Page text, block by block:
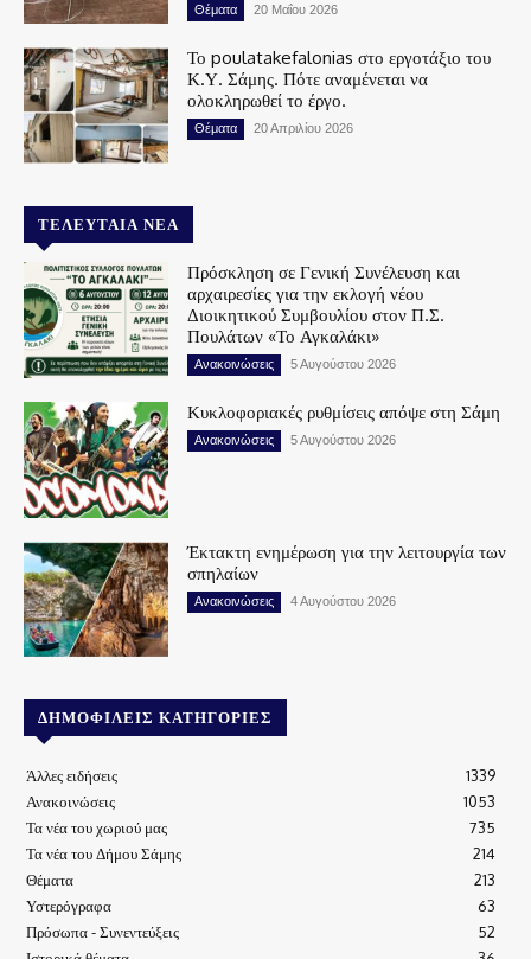
Θέματα 20 Μαΐου 2026
Το poulatakefalonias στο εργοτάξιο του
Κ.Υ. Σάμης. Πότε αναμένεται να
ολοκληρωθεί το έργο.
Θέματα 20 Απριλίου 2026
ΤΕΛΕΥΤΑΊΑ ΝΈΑ
Πρόσκληση σε Γενική Συνέλευση και
αρχαιρεσίες για την εκλογή νέου
Διοικητικού Συμβουλίου στον Π.Σ.
Πουλάτων «Το Αγκαλάκι»
Ανακοινώσεις 5 Αυγούστου 2026
Κυκλοφοριακές ρυθμίσεις απόψε στη Σάμη
Ανακοινώσεις 5 Αυγούστου 2026
Έκτακτη ενημέρωση για την λειτουργία των
σπηλαίων
Ανακοινώσεις 4 Αυγούστου 2026
ΔΗΜΟΦΙΛΕΊΣ ΚΑΤΗΓΟΡΊΕΣ
Άλλες ειδήσεις
1339
Ανακοινώσεις
1053
Τα νέα του χωριού μας
735
Τα νέα του Δήμου Σάμης
214
Θέματα
213
Υστερόγραφα
63
Πρόσωπα - Συνεντεύξεις
52